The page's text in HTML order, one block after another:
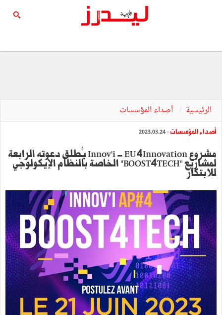
الرئيسية أصداء المؤسسات
أصداء المؤسسات- 2023.03.24
مشروع Innov'i - EU4Innovation يُطلق دعوته الرابعة
لمشاريع "BOOST4TECH" الخاصة بالنظام الإيكولوجي
للابتكار